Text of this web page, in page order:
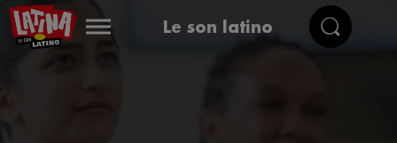
Le son latino